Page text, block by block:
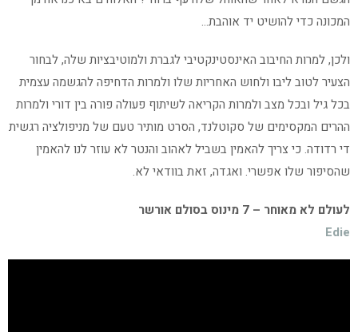
המכונה כדי להושיט יד אוהבת…
ולכן, למרות החיבוב האינסטינקטיבי לגברת ולמוטיבציות שלה, לבחור
הצעיר לטוב ליבו ולחוש האחריות שלו ולמרות הדחיפה להגשמה עצמית
בכל גיל ובכל מצב ולמרות הקריאה לשיתוף פעולה פורה בין דורי ולמרות
ההרים המקסימים של סקוטלנד, הסרט מותיר טעם של מניפולציה רגשית
די רדודה. כי צריך להאמין בשביל לאהוב והנטר לא עוזר לנו להאמין
שהסיפור שלו אפשרי. ואגדה, זאת בוודאי לא.
לעולם לא מאוחר – 7 מינוס בסולם אורשר
Edie